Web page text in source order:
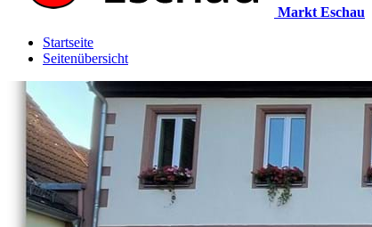
Markt Eschau
Startseite
Seitenübersicht